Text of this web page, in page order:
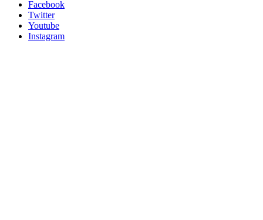
Facebook
Twitter
Youtube
Instagram